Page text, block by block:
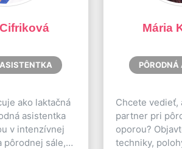
ako laktačná
asistentka
v intenzívnej
pôrodnej sále,
Mária
Chcete vedieť,
partner pri
oporou?
techniky,